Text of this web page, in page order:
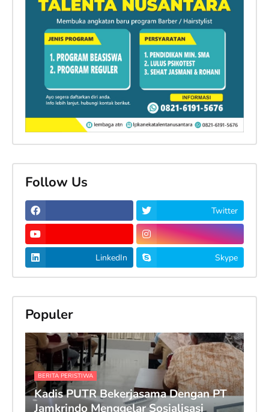
Follow Us
Twitter
LinkedIn Skype
Populer
BERITA PERISTIWA
Kadis PUTR Bekerjasama Dengan PT
Jamkrindo Menggelar Sosialisasi